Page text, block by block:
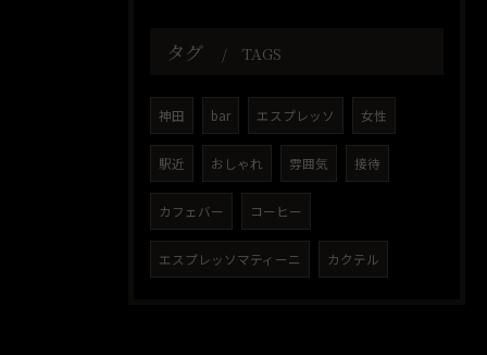
タグ TAGS
神田 bar エスプレッソ 女性
駅近 おしゃれ 雰囲気 接待
カフェバー コーヒー
エスプレッソマティーニ カクテル